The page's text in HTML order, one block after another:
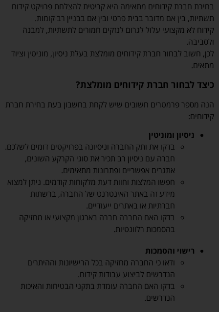
בחירת חברת קידוחים מתאימה היא קריטית להצלחת פרויקט קידוח
תשתיות, בין אם מדובר בבית פרטי ובין אם בבניין רב קומות.
קידוח לא מקצועי עלול לגרום לנזקים חמורים לתשתיות, למבנה
ולסביבה.
לכן, חשוב לבחור חברת קידוחים מומלצת בעלת ניסיון, מוניטין וציוד
מתאים.
כיצד לבחור חברת קידוחים מומלצת?
הנה מספר פרמטרים חשובים שיש לקחת בחשבון בעת בחירת חברת
קידוחים:
ניסיון ומוניטין
בדקו את ותק החברה וניסיונה בפרויקטים דומים לשלכם.
חברה עם ניסיון רב תכיר את סוגי הקרקע השונים,
אתגרים אפשריים ופתרונות מתאימים.
חפשו המלצות וחוות דעת מלקוחות קודמים. ניתן למצוא
מידע זה באתר האינטרנט של החברה, ברשתות
חברתיות או באתרים ייעודיים.
בדקו האם החברה חברה בארגון מקצועי או מחזיקה
בהסמכות רלוונטיות.
רישוי והסמכות
ודאו כי החברה מחזיקה בכל הרישיונות וההיתרים
הנדרשים לביצוע עבודות קידוח.
בדקו האם החברה עומדת בתקני הבטיחות והאיכות
הנדרשים.